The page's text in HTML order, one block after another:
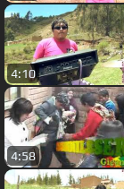
4:10
4:58